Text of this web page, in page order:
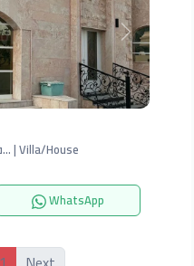
Next
فيلا للإيجار بالشارقة الرمثاء للجم… | Villa/House
WhatsApp